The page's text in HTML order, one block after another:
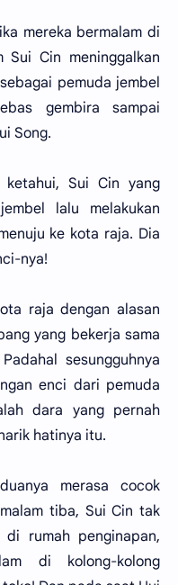
mereka bermalam di
Sui Cin meninggalkan
pemuda jembel
gembira sampai
Song.
Sui Cin yang
lalu melakukan
ke kota raja. Dia
nya!
raja dengan alasan
yang bekerja sama
sesungguhnya
enci dari pemuda
dara yang pernah
hatinya itu.
merasa cocok
tiba, Sui Cin tak
rumah penginapan,
di kolong-kolong